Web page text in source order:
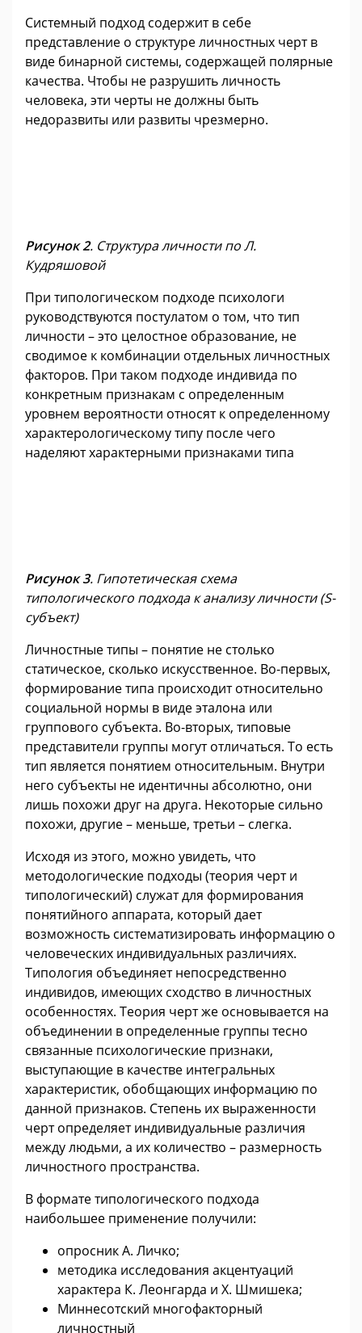
Системный подход содержит в себе
представление о структуре личностных черт в
виде бинарной системы, содержащей полярные
качества. Чтобы не разрушить личность
человека, эти черты не должны быть
недоразвиты или развиты чрезмерно.
Рисунок 2. Структура личности по Л.
Кудряшовой
При типологическом подходе психологи
руководствуются постулатом о том, что тип
личности – это целостное образование, не
сводимое к комбинации отдельных личностных
факторов. При таком подходе индивида по
конкретным признакам с определенным
уровнем вероятности относят к определенному
характерологическому типу после чего
наделяют характерными признаками типа
Рисунок 3. Гипотетическая схема
типологического подхода к анализу личности (S-
субъект)
Личностные типы – понятие не столько
статическое, сколько искусственное. Во-первых,
формирование типа происходит относительно
социальной нормы в виде эталона или
группового субъекта. Во-вторых, типовые
представители группы могут отличаться. То есть
тип является понятием относительным. Внутри
него субъекты не идентичны абсолютно, они
лишь похожи друг на друга. Некоторые сильно
похожи, другие – меньше, третьи – слегка.
Исходя из этого, можно увидеть, что
методологические подходы (теория черт и
типологический) служат для формирования
понятийного аппарата, который дает
возможность систематизировать информацию о
человеческих индивидуальных различиях.
Типология объединяет непосредственно
индивидов, имеющих сходство в личностных
особенностях. Теория черт же основывается на
объединении в определенные группы тесно
связанные психологические признаки,
выступающие в качестве интегральных
характеристик, обобщающих информацию по
данной признаков. Степень их выраженности
черт определяет индивидуальные различия
между людьми, а их количество – размерность
личностного пространства.
В формате типологического подхода
наибольшее применение получили:
опросник А. Личко;
методика исследования акцентуаций
характера К. Леонгарда и X. Шмишека;
Миннесотский многофакторный
личностный